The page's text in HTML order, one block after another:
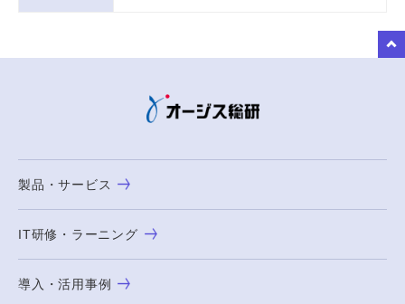
製品・サービス
IT研修・ラーニング
導入・活用事例